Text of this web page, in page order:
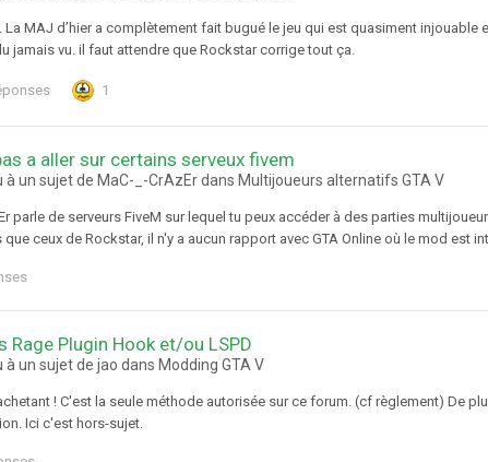
La MAJ d’hier a complètement fait bugué le jeu qui est quasiment
jamais vu. il faut attendre que Rockstar corrige tout ça.
1
a aller sur certains serveux fivem
un sujet de MaC-_-CrAzEr dans Multijoueurs alternatifs GTA V
parle de serveurs FiveM sur lequel tu peux accéder à des parties
ceux de Rockstar, il n'y a aucun rapport avec GTA Online où le mod est
Rage Plugin Hook et/ou LSPD
un sujet de jao dans Modding GTA V
! C'est la seule méthode autorisée sur ce forum. (cf règlement) De
Ici c'est hors-sujet.